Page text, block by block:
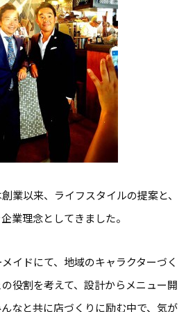
業以来、ライフスタイルの提案と、
業理念としてきました。
イドにて、地域のキャラクターづく
役割を考えて、設計からメニュー開
なと共に店づくりに励む中で、気が